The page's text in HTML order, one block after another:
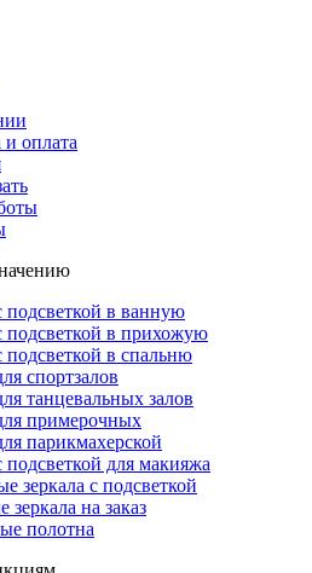
и оплата
подсветкой в ванную
подсветкой в прихожую
подсветкой в спальню
спортзалов
танцевальных залов
примерочных
парикмахерской
подсветкой для макияжа
зеркала с подсветкой
зеркала на заказ
полотна